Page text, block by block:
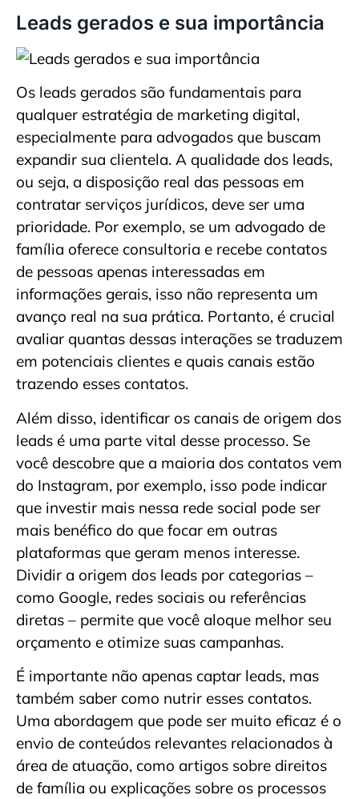
Leads gerados e sua importância
Os leads gerados são fundamentais para
qualquer estratégia de marketing digital,
especialmente para advogados que buscam
expandir sua clientela. A qualidade dos leads,
ou seja, a disposição real das pessoas em
contratar serviços jurídicos, deve ser uma
prioridade. Por exemplo, se um advogado de
família oferece consultoria e recebe contatos
de pessoas apenas interessadas em
informações gerais, isso não representa um
avanço real na sua prática. Portanto, é crucial
avaliar quantas dessas interações se traduzem
em potenciais clientes e quais canais estão
trazendo esses contatos.
Além disso, identificar os canais de origem dos
leads é uma parte vital desse processo. Se
você descobre que a maioria dos contatos vem
do Instagram, por exemplo, isso pode indicar
que investir mais nessa rede social pode ser
mais benéfico do que focar em outras
plataformas que geram menos interesse.
Dividir a origem dos leads por categorias –
como Google, redes sociais ou referências
diretas – permite que você aloque melhor seu
orçamento e otimize suas campanhas.
É importante não apenas captar leads, mas
também saber como nutrir esses contatos.
Uma abordagem que pode ser muito eficaz é o
envio de conteúdos relevantes relacionados à
área de atuação, como artigos sobre direitos
de família ou explicações sobre os processos